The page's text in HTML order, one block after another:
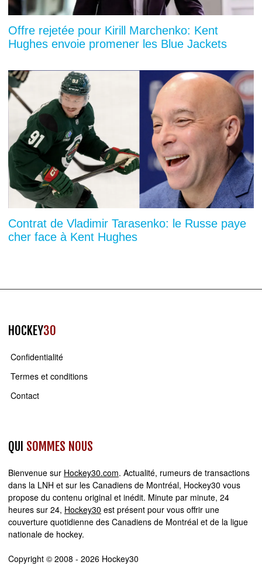
Offre rejetée pour Kirill Marchenko: Kent
Hughes envoie promener les Blue Jackets
Contrat de Vladimir Tarasenko: le Russe paye
cher face à Kent Hughes
HOCKEY30
Confidentialité
Termes et conditions
Contact
QUI SOMMES NOUS
Bienvenue sur Hockey30.com. Actualité, rumeurs de transactions
dans la LNH et sur les Canadiens de Montréal, Hockey30 vous
propose du contenu original et inédit. Minute par minute, 24
heures sur 24, Hockey30 est présent pour vous offrir une
couverture quotidienne des Canadiens de Montréal et de la ligue
nationale de hockey.
Copyright © 2008 - 2026 Hockey30